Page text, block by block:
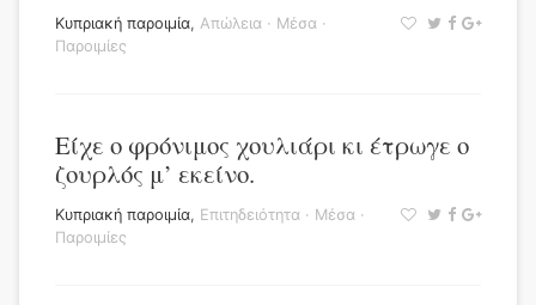
Κυπριακή παροιμία, Απώλεια · Μέσα ·
Παροιμίες
Είχε ο φρόνιμος χουλιάρι κι έτρωγε ο
ζουρλός μ’ εκείνο.
Κυπριακή παροιμία, Επιτηδειότητα · Μέσα ·
Παροιμίες